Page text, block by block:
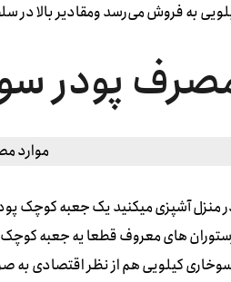
به فروش می‌رسد ومقادیر بالا
پودر
منزل آشپزی میکنید یک جعبه کوچک
های معروف قطعا یه جعبه کوچک
کیلویی هم از نظر اقتصادی به